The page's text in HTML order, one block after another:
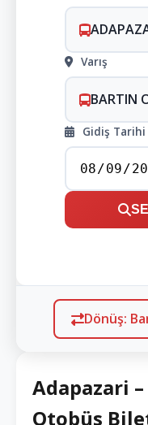
Varış
BARTIN
Gidiş Tarihi
Dönüş:
Adapazari
Otobüs